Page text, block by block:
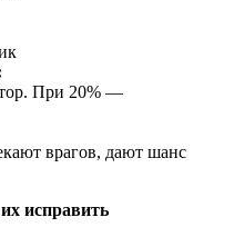
При 20% —
врагов, дают шанс
исправить